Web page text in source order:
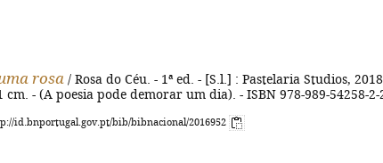
rosa / Rosa do Céu. - 1ª ed. - [S.l.] : Pastelaria Studios,
cm. - (A poesia pode demorar um dia). - ISBN 978-989-54258-2-
id.bnportugal.gov.pt/bib/bibnacional/2016952